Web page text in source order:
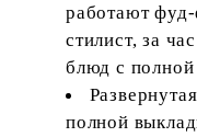
работают
стилист, за
блюд с полной
полной